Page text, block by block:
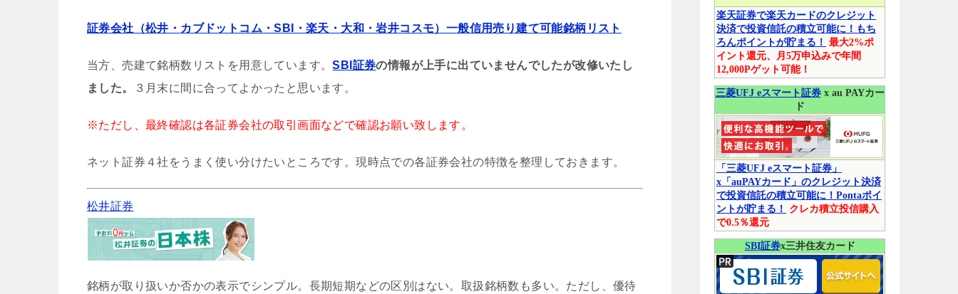
証券会社（松井・カブドットコム・SBI・楽天・大和・岩井コスモ）一般信用売り建て可能銘柄リスト
当方、売建て銘柄数リストを用意しています。SBI証券の情報が上手に出ていませんでしたが改修いたし
ました。
３月末に間に合ってよかったと思います。
※ただし、最終確認は各証券会社の取引画面などで確認お願い致します。
ネット証券４社をうまく使い分けたいところです。現時点での各証券会社の特徴を整理しておきます。
松井証券
銘柄が取り扱いか否かの表示でシンプル。長期短期などの区別はない。取扱銘柄数も多い。ただし、優待
楽天証券で楽天カードのクレジット
決済で投資信託の積立可能に！もち
ろんポイントが貯まる！ 最大2%ポ
イント還元、月5万申込みで年間
12,000Pゲット可能！
三菱UFJ eスマート証券x au PAYカー
ド
「三菱UFJ eスマート証券」
x「auPAYカード」のクレジット決済
で投資信託の積立可能に！Pontaポイ
ントが貯まる！
クレカ積立投信購入
で0.5％還元
SBI証券x三井住友カード